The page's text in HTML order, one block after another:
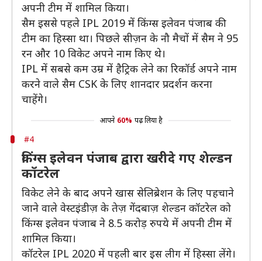
अपनी टीम में शामिल किया।
सैम इससे पहले IPL 2019 में किंग्स इलेवन पंजाब की
टीम का हिस्सा था। पिछले सीज़न के नौ मैचों में सैम ने 95
रन और 10 विकेट अपने नाम किए थे।
IPL में सबसे कम उम्र में हैट्रिक लेने का रिकॉर्ड अपने नाम
करने वाले सैम CSK के लिए शानदार प्रदर्शन करना
चाहेंगे।
आपने 60% पढ़ लिया है
#4
किंग्स इलेवन पंजाब द्वारा खरीदे गए शेल्डन
कॉटरेल
विकेट लेने के बाद अपने खास सेलिब्रेशन के लिए पहचाने
जाने वाले वेस्टइंडीज़ के तेज़ गेंदबाज़ शेल्डन कॉटरेल को
किंग्स इलेवन पंजाब ने 8.5 करोड़ रुपये में अपनी टीम में
शामिल किया।
कॉटरेल IPL 2020 में पहली बार इस लीग में हिस्सा लेंगे।